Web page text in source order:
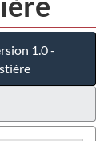
1.0 -